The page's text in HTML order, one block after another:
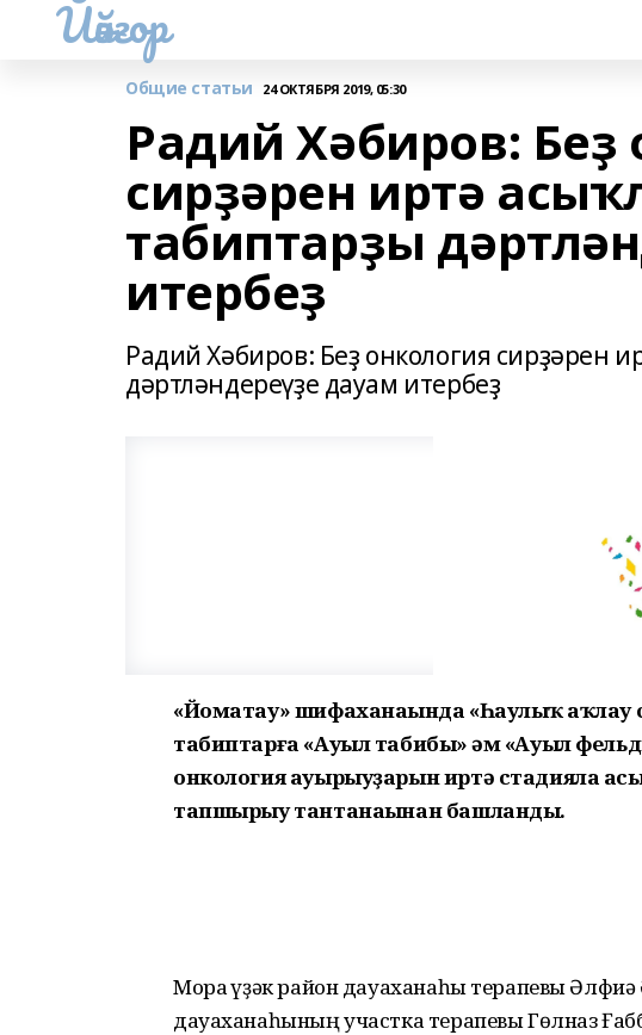
Йәйғор
Общие статьи 24 ОКТЯБРЯ 2019, 05:30
Радий Хәбиров: Беҙ
сирҙәрен иртә
табиптарҙы
итербеҙ
Радий Хәбиров: Беҙ онкология сирҙәрен
дәртләндереүҙе дауам итербеҙ
«Йоматау» шифаханаһында «Һаулыҡ һаҡлау
табиптарға «Ауыл табибы» һәм «Ауыл
онкология ауырыуҙарын иртә стадияла
тапшырыу тантанаһынан башланды.
Мораҡ үҙәк район дауаханаһы терапевы Әлфиә
дауаханаһының участка терапевы Гөлназ